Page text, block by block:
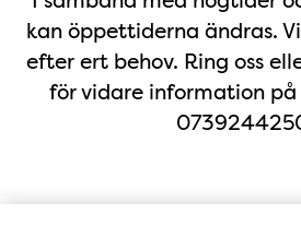
kan öppettiderna ändras.
efter ert behov. Ring oss
för vidare information
Karta